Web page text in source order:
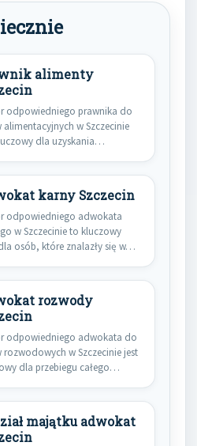
alimenty
odpowiedniego prawnika do
alimentacyjnych w Szczecinie
dla uzyskania
karny Szczecin
odpowiedniego adwokata
w Szczecinie to kluczowy
osób, które znalazły się w…
rozwody
odpowiedniego adwokata do
rozwodowych w Szczecinie jest
dla przebiegu całego
majątku adwokat